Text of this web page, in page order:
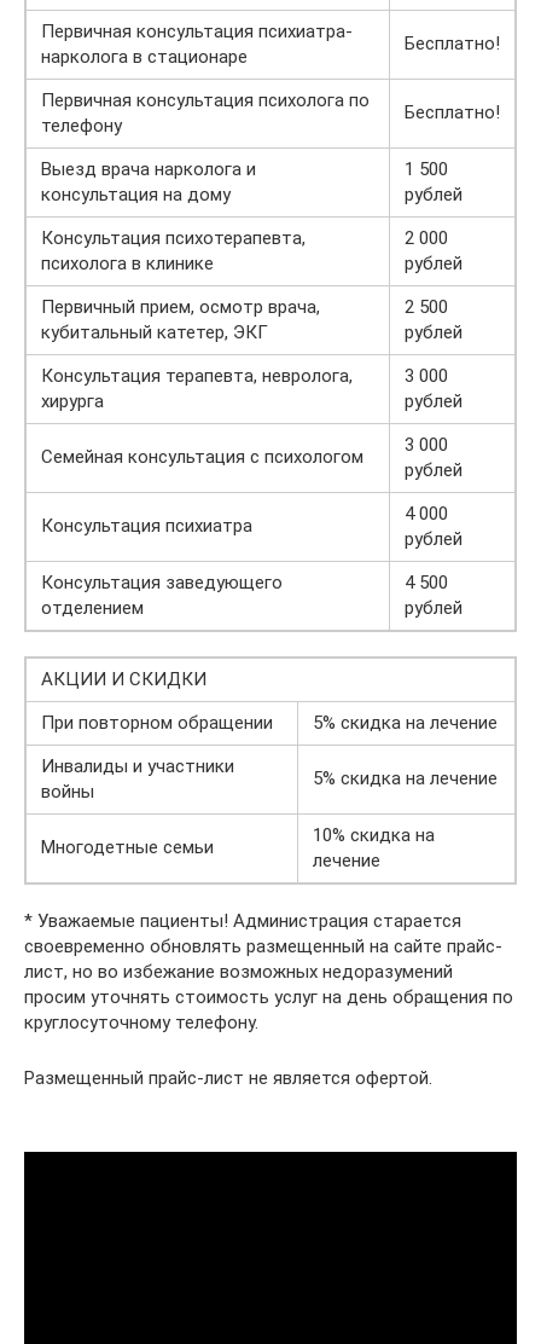
Первичная консультация психиатра-
нарколога в стационаре
Бесплатно!
Первичная консультация психолога по
телефону
Бесплатно!
Выезд врача нарколога и
консультация на дому
1 500
рублей
Консультация психотерапевта,
психолога в клинике
2 000
рублей
Первичный прием, осмотр врача,
кубитальный катетер, ЭКГ
2 500
рублей
Консультация терапевта, невролога,
хирурга
3 000
рублей
Семейная консультация с психологом
3 000
рублей
Консультация психиатра
4 000
рублей
Консультация заведующего
отделением
4 500
рублей
АКЦИИ И СКИДКИ
При повторном обращении
5% скидка на лечение
Инвалиды и участники
войны
5% скидка на лечение
Многодетные семьи
10% скидка на
лечение
* Уважаемые пациенты! Администрация старается
своевременно обновлять размещенный на сайте прайс-
лист, но во избежание возможных недоразумений
просим уточнять стоимость услуг на день обращения по
круглосуточному телефону.
Размещенный прайс-лист не является офертой.